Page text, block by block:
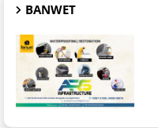
BANWET